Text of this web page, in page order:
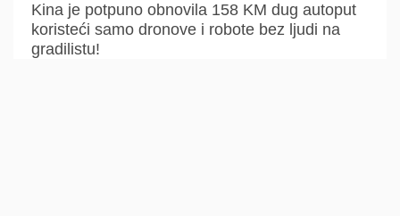
Kina je potpuno obnovila 158 KM dug autoput
koristeći samo dronove i robote bez ljudi na
gradilistu!